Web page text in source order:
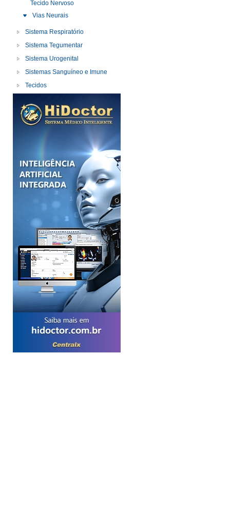
Tecido Nervoso
Vias Neurais
Sistema Respiratório
Sistema Tegumentar
Sistema Urogenital
Sistemas Sanguíneo e Imune
Tecidos